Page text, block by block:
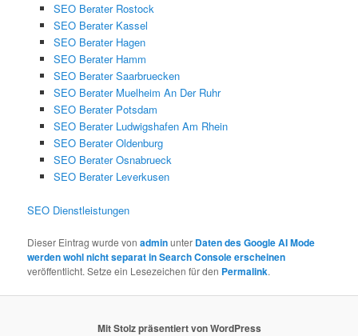
SEO Berater Rostock
SEO Berater Kassel
SEO Berater Hagen
SEO Berater Hamm
SEO Berater Saarbruecken
SEO Berater Muelheim An Der Ruhr
SEO Berater Potsdam
SEO Berater Ludwigshafen Am Rhein
SEO Berater Oldenburg
SEO Berater Osnabrueck
SEO Berater Leverkusen
SEO Dienstleistungen
Dieser Eintrag wurde vonadminunter Daten des Google AI Mode
werden wohl nicht separat in Search Console erscheinen
veröffentlicht. Setze ein Lesezeichen für den Permalink.
Mit Stolz präsentiert von WordPress